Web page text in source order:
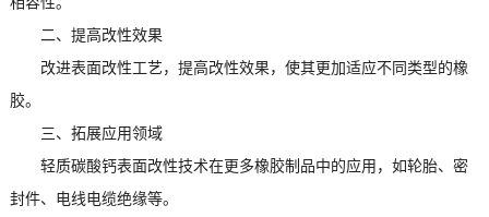
二、提高改性效果
改进表面改性工艺，提高改性效果，使其更加适应不同类型的橡
胶。
三、拓展应用领域
轻质碳酸钙表面改性技术在更多橡胶制品中的应用，如轮胎、密
封件、电线电缆绝缘等。